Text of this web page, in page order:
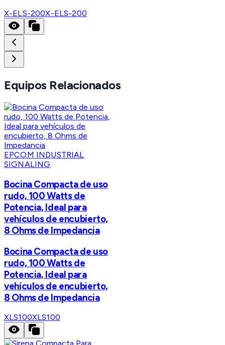
X-ELS-200X-ELS-200
Equipos Relacionados
EPCOM INDUSTRIAL
SIGNALING
Bocina Compacta de uso
rudo, 100 Watts de
Potencia, Ideal para
vehículos de encubierto,
8 Ohms de Impedancia
Bocina Compacta de uso
rudo, 100 Watts de
Potencia, Ideal para
vehículos de encubierto,
8 Ohms de Impedancia
XLS100XLS100